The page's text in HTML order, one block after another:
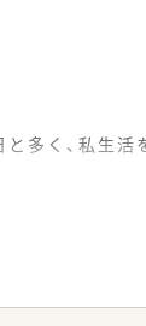
多く、私生活
非常に快適で
療を提供して
管理を行って